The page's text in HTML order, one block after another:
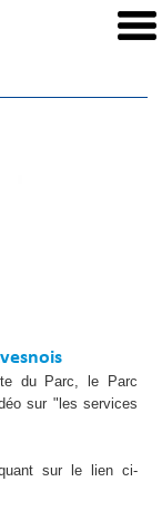
du Parc, le Parc
sur "les services
sur le lien ci-